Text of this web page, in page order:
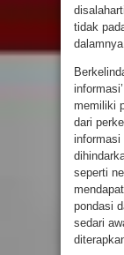
tidak
memiliki
dari
informasi
seperti
pondasi
sedari